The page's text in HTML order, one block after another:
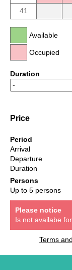
41
Available
Occupied
Duration
Price
Period
Arrival
Departure
Duration
Persons
Up to 5 persons
Please notice
Is not availabe
Terms